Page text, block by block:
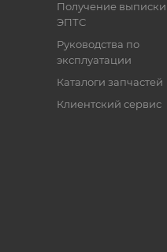
Получение выписки
ЭПТС
Руководства по
эксплуатации
Каталоги запчастей
Клиентский сервис